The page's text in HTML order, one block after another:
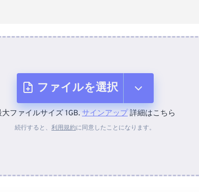
ファイルを選択
デバイスから
大ファイルサイズ 1GB. サインアップ詳細はこちら
続行すると、 利用規約に同意したことになります。